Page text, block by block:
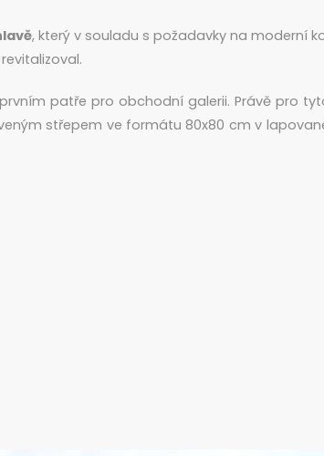
, který v souladu s požadavky na moderní
patře pro obchodní galerii. Právě pro
střepem ve formátu 80x80 cm v